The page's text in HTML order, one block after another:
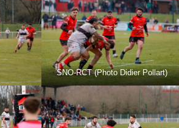
SNO-RCT (Photo Didier Pollart)